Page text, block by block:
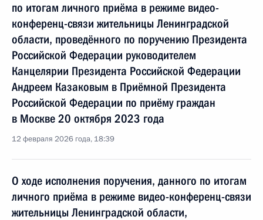
по итогам личного приёма в режиме видео-
конференц-связи жительницы Ленинградской
области, проведённого по поручению Президента
Российской Федерации руководителем
Канцелярии Президента Российской Федерации
Андреем Казаковым в Приёмной Президента
Российской Федерации по приёму граждан
в Москве 20 октября 2023 года
12 февраля 2026 года, 18:39
О ходе исполнения поручения, данного по итогам
личного приёма в режиме видео-конференц-связи
жительницы Ленинградской области,